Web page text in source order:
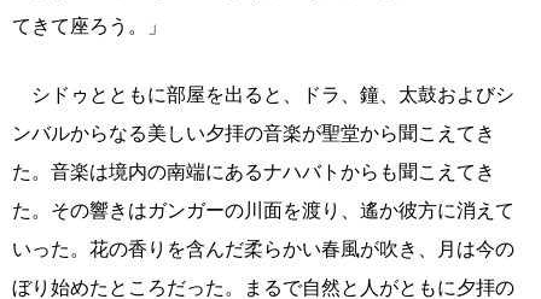
てきて座ろう。」
シドゥとともに部屋を出ると、ドラ、鐘、太鼓およびシ
ンバルからなる美しい夕拝の音楽が聖堂から聞こえてき
た。音楽は境内の南端にあるナハバトからも聞こえてき
た。その響きはガンガーの川面を渡り、遙か彼方に消えて
いった。花の香りを含んだ柔らかい春風が吹き、月は今の
ぼり始めたところだった。まるで自然と人がともに夕拝の